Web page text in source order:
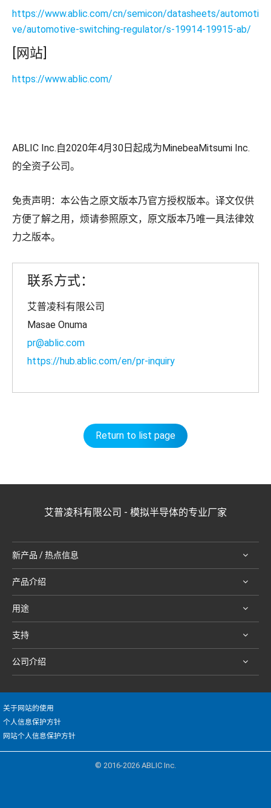
https://www.ablic.com/cn/semicon/datasheets/automoti
ve/automotive-switching-regulator/s-19914-19915-ab/
[网站]
https://www.ablic.com/
ABLIC Inc.自2020年4月30日起成为MinebeaMitsumi Inc.
的全资子公司。
免责声明：本公告之原文版本乃官方授权版本。译文仅供
方便了解之用，烦请参照原文，原文版本乃唯一具法律效
力之版本。
联系方式：
艾普凌科有限公司
Masae Onuma
pr@ablic.com
https://hub.ablic.com/en/pr-inquiry
Return to list page
艾普凌科有限公司 - 模拟半导体的专业厂家
新产品 / 热点信息
产品介绍
用途
支持
公司介绍
关于网站的使用
个人信息保护方针
网站个人信息保护方针
© 2016-2026 ABLIC Inc.